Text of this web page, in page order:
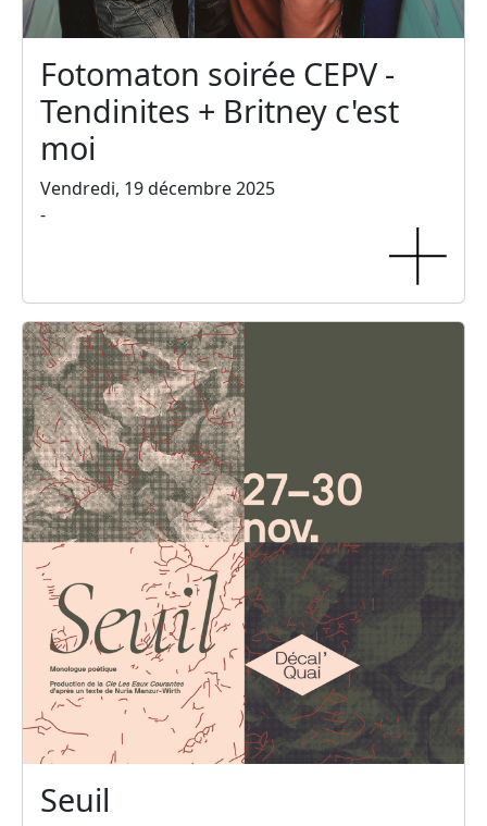
Fotomaton soirée CEPV -
Tendinites + Britney c'est
moi
Vendredi, 19 décembre 2025
-
Seuil